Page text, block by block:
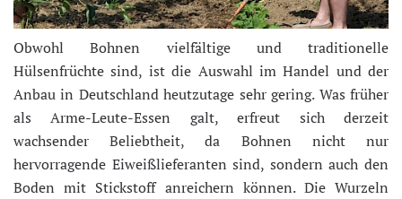
Obwohl Bohnen vielfältige und traditionelle
Hülsenfrüchte sind, ist die Auswahl im Handel und der
Anbau in Deutschland heutzutage sehr gering. Was früher
als Arme-Leute-Essen galt, erfreut sich derzeit
wachsender Beliebtheit, da Bohnen nicht nur
hervorragende Eiweißlieferanten sind, sondern auch den
Boden mit Stickstoff anreichern können. Die Wurzeln